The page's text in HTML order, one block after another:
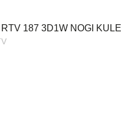
187 3D1W NOGI KULE